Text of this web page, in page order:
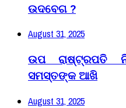
ଉଦବେଗ ?
August 31, 2025
ଉପ ରାଷ୍ଟ୍ରପତି
ସମସ୍ତଙ୍କ ଆଖି
August 31, 2025